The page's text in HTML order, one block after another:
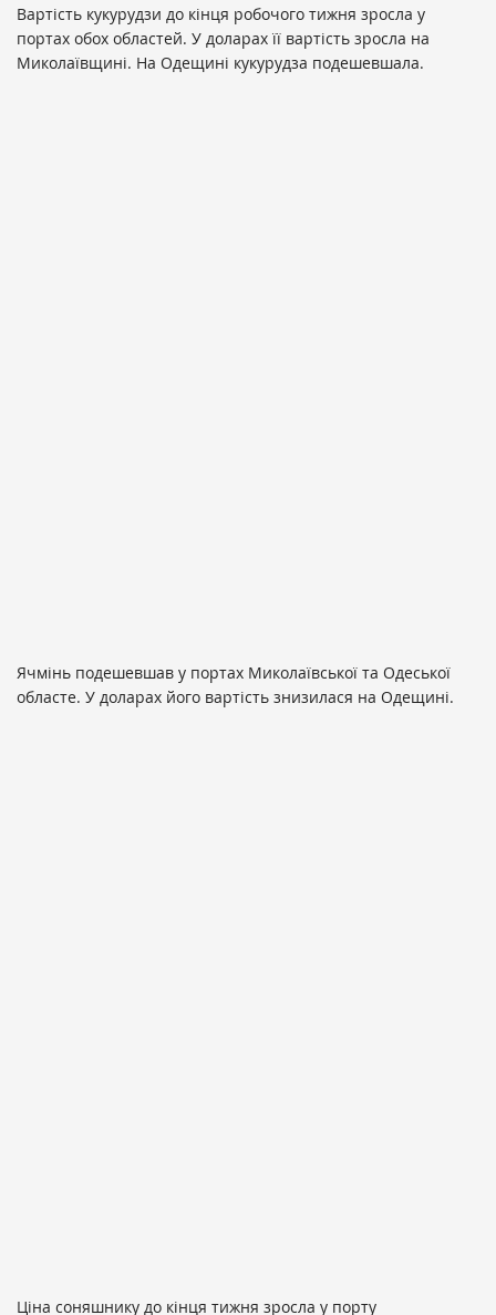
Вартість кукурудзи до кінця робочого тижня зросла у
портах обох областей. У доларах її вартість зросла на
Миколаївщині. На Одещині кукурудза подешевшала.
Ячмінь подешевшав у портах Миколаївської та Одеської
областе. У доларах його вартість знизилася на Одещині.
Ціна соняшнику до кінця тижня зросла у порту